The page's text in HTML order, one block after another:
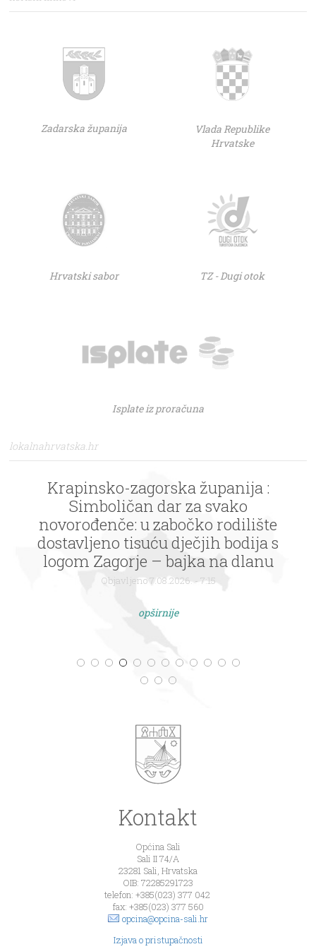
Zadarska županija
Vlada Republike
Hrvatske
Hrvatski sabor TZ - Dugi otok
Isplate iz proračuna
lokalnahrvatska.hr
Krapinsko-zagorska županija :
Simboličan dar za svako
novorođenče: u zabočko rodilište
dostavljeno tisuću dječjih bodija s
logom Zagorje – bajka na dlanu
Objavljeno 7.08.2026. - 7:15
opširnije
Kontakt
Općina Sali
Sali II 74/A
23281 Sali, Hrvatska
OIB: 72285291723
telefon: +385(023) 377 042
fax: +385(023) 377 560
opcina@opcina-sali.hr
Izjava o pristupačnosti